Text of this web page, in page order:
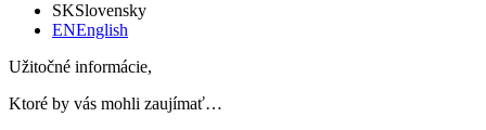
SKSlovensky
ENEnglish
Užitočné informácie,
Ktoré by vás mohli zaujímať…